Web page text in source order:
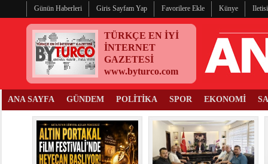
Günün Haberleri Giris Sayfam Yap Favorilere Ekle Künye
TÜRKÇE EN İYİ
İNTERNET
GAZETESİ
www.byturco.com
ANA SAYFA GÜNDEM POLİTİKA SPOR EKONOMİ